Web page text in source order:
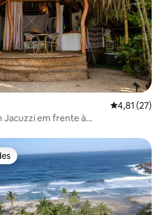
4,81 de uma
4,81 (27)
Jacuzzi em frente à